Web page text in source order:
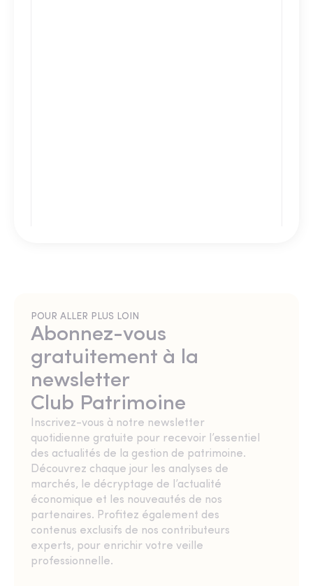
POUR ALLER PLUS LOIN
Abonnez-vous
gratuitement à la
newsletter
Club Patrimoine
Inscrivez-vous à notre newsletter
quotidienne gratuite pour recevoir l’essentiel
des actualités de la gestion de patrimoine.
Découvrez chaque jour les analyses de
marchés, le décryptage de l’actualité
économique et les nouveautés de nos
partenaires. Profitez également des
contenus exclusifs de nos contributeurs
experts, pour enrichir votre veille
professionnelle.